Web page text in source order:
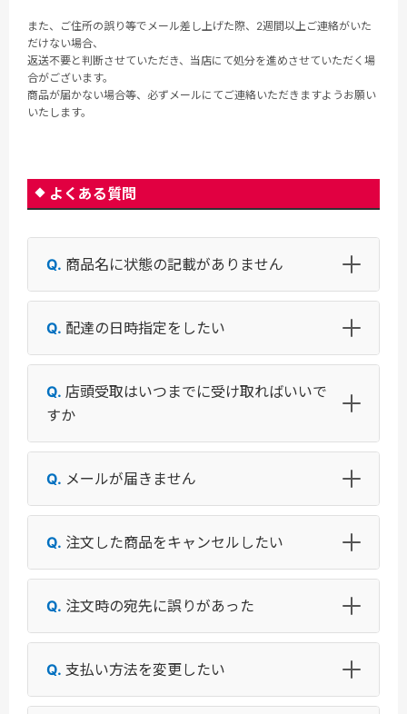
また、ご住所の誤り等でメール差し上げた際、2週間以上ご連絡がいた
だけない場合、
返送不要と判断させていただき、当店にて処分を進めさせていただく場
合がございます。
商品が届かない場合等、必ずメールにてご連絡いただきますようお願い
いたします。
よくある質問
商品名に状態の記載がありません
配達の日時指定をしたい
店頭受取はいつまでに受け取ればいいで
すか
メールが届きません
注文した商品をキャンセルしたい
注文時の宛先に誤りがあった
支払い方法を変更したい